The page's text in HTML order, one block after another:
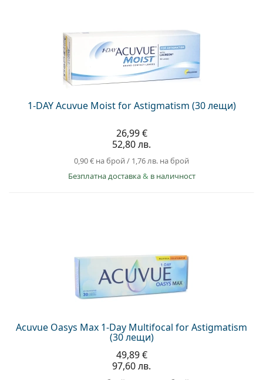
1-DAY Acuvue Moist for Astigmatism (30 лещи)
26,99 €
52,80 лв.
0,90 € на брой/ 1,76 лв. на брой
Безплатна доставка& в наличност
Acuvue Oasys Max 1-Day Multifocal for Astigmatism
(30 лещи)
49,89 €
97,60 лв.